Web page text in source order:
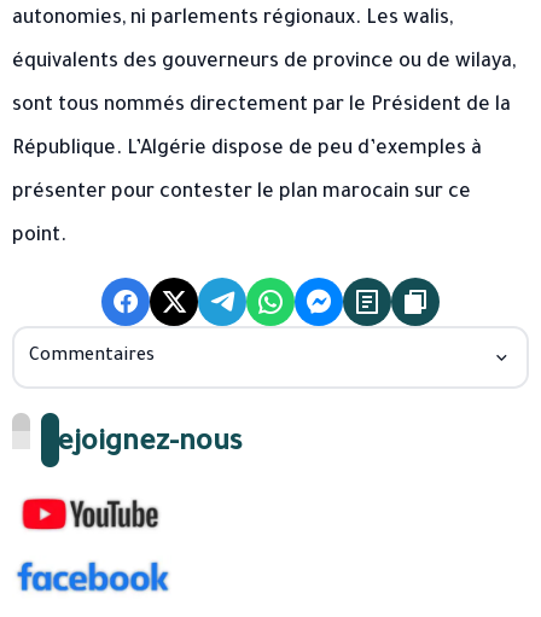
autonomies, ni parlements régionaux. Les walis,
équivalents des gouverneurs de province ou de wilaya,
sont tous nommés directement par le Président de la
République. L’Algérie dispose de peu d’exemples à
présenter pour contester le plan marocain sur ce
point.
Commentaires
Rejoignez-nous